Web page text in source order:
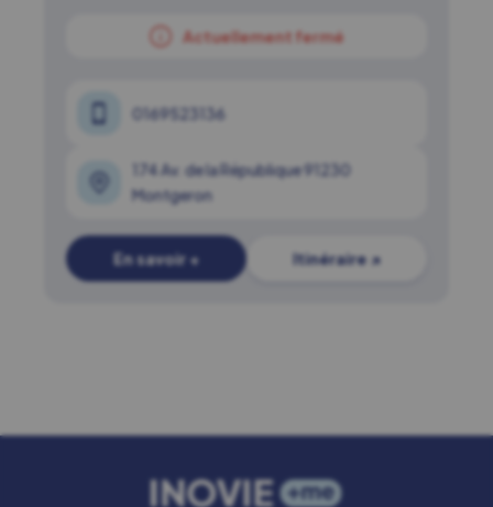
Actuellement fermé
0169523136
174 Av. de la République 91230
Montgeron
En savoir + Itinéraire ↗